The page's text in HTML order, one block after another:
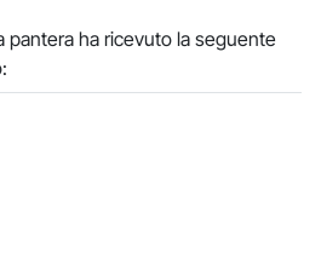
pantera ha ricevuto la seguente